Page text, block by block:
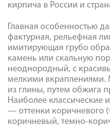
кирпича в России и
Главная особенностью
фактурная, рельефная
имитирующая грубо
камень или скальную
неоднородный, с
мелкими вкраплениями.
из глины, путем обжига
Наиболее классические
— оттенки коричневого
коричневый, темно-